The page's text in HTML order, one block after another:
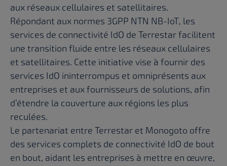
aux réseaux cellulaires et satellitaires.
Répondant aux normes 3GPP NTN NB-IoT, les
services de connectivité IdO de Terrestar facilitent
une transition fluide entre les réseaux cellulaires
et satellitaires. Cette initiative vise à fournir des
services IdO ininterrompus et omniprésents aux
entreprises et aux fournisseurs de solutions, afin
d’étendre la couverture aux régions les plus
reculées.
Le partenariat entre Terrestar et Monogoto offre
des services complets de connectivité IdO de bout
en bout, aidant les entreprises à mettre en œuvre,